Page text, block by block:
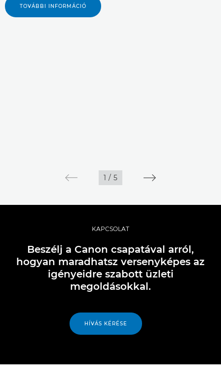
TOVÁBBI INFORMÁCIÓ
1 / 5
KAPCSOLAT
Beszélj a Canon csapatával arról,
hogyan maradhatsz versenyképes az
igényeidre szabott üzleti
megoldásokkal.
HÍVÁS KÉRÉSE